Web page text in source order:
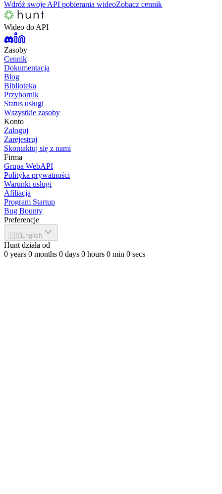
Wdróż swoje API pobierania wideoZobacz cennik
Wideo do API
Zasoby
Cennik
Dokumentacja
Blog
Biblioteka
Przybornik
Status usługi
Wszystkie zasoby
Konto
Zaloguj
Zarejestruj
Skontaktuj się z nami
Firma
Grupa WebAPI
Polityka prywatności
Warunki usługi
Afiliacja
Program Startup
Bug Bounty
Preferencje
🇺🇸 English
Hunt działa od
0 years 0 months 0 days 0 hours 0 min 0 secs